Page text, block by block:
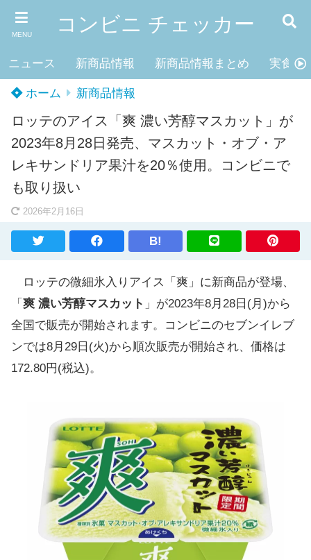
MENU コンビニ チェッカー
ニュース 新商品情報 新商品情報まとめ 実食レ
ホーム 新商品情報
ロッテのアイス「爽 濃い芳醇マスカット」が
2023年8月28日発売、マスカット・オブ・ア
レキサンドリア果汁を20％使用。コンビニで
も取り扱い
2026年2月16日
B!
ロッテの微細氷入りアイス「爽」に新商品が登場、
「 爽 濃い芳醇マスカット 」が2023年8月28日(月)から
全国で販売が開始されます。コンビニのセブンイレブ
ンでは8月29日(火)から順次販売が開始され、価格は
172.80円(税込)。